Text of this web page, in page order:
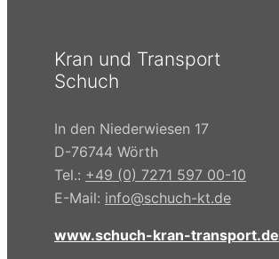
Kran und Transport
Schuch
In den Niederwiesen 17
D-76744 Wörth
Tel.: +49 (0) 7271 597 00-10
E-Mail: info@schuch-kt.de
www.schuch-kran-transport.de